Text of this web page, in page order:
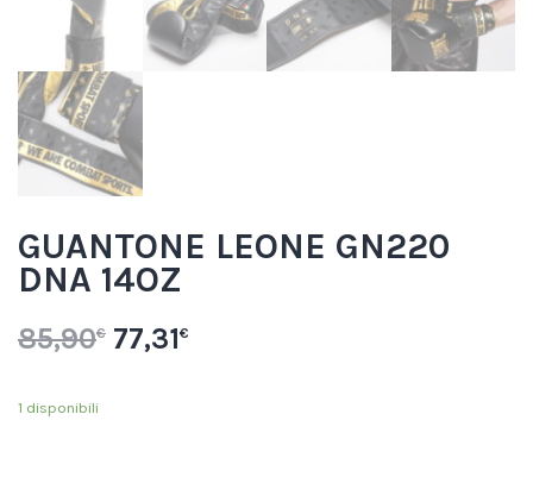
GUANTONE LEONE GN220
DNA 14OZ
85,90€ 77,31€
1 disponibili